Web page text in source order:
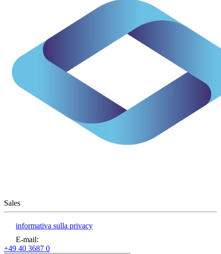
Sales
informativa sulla privacy
E-mail:
+49 40 3687 0